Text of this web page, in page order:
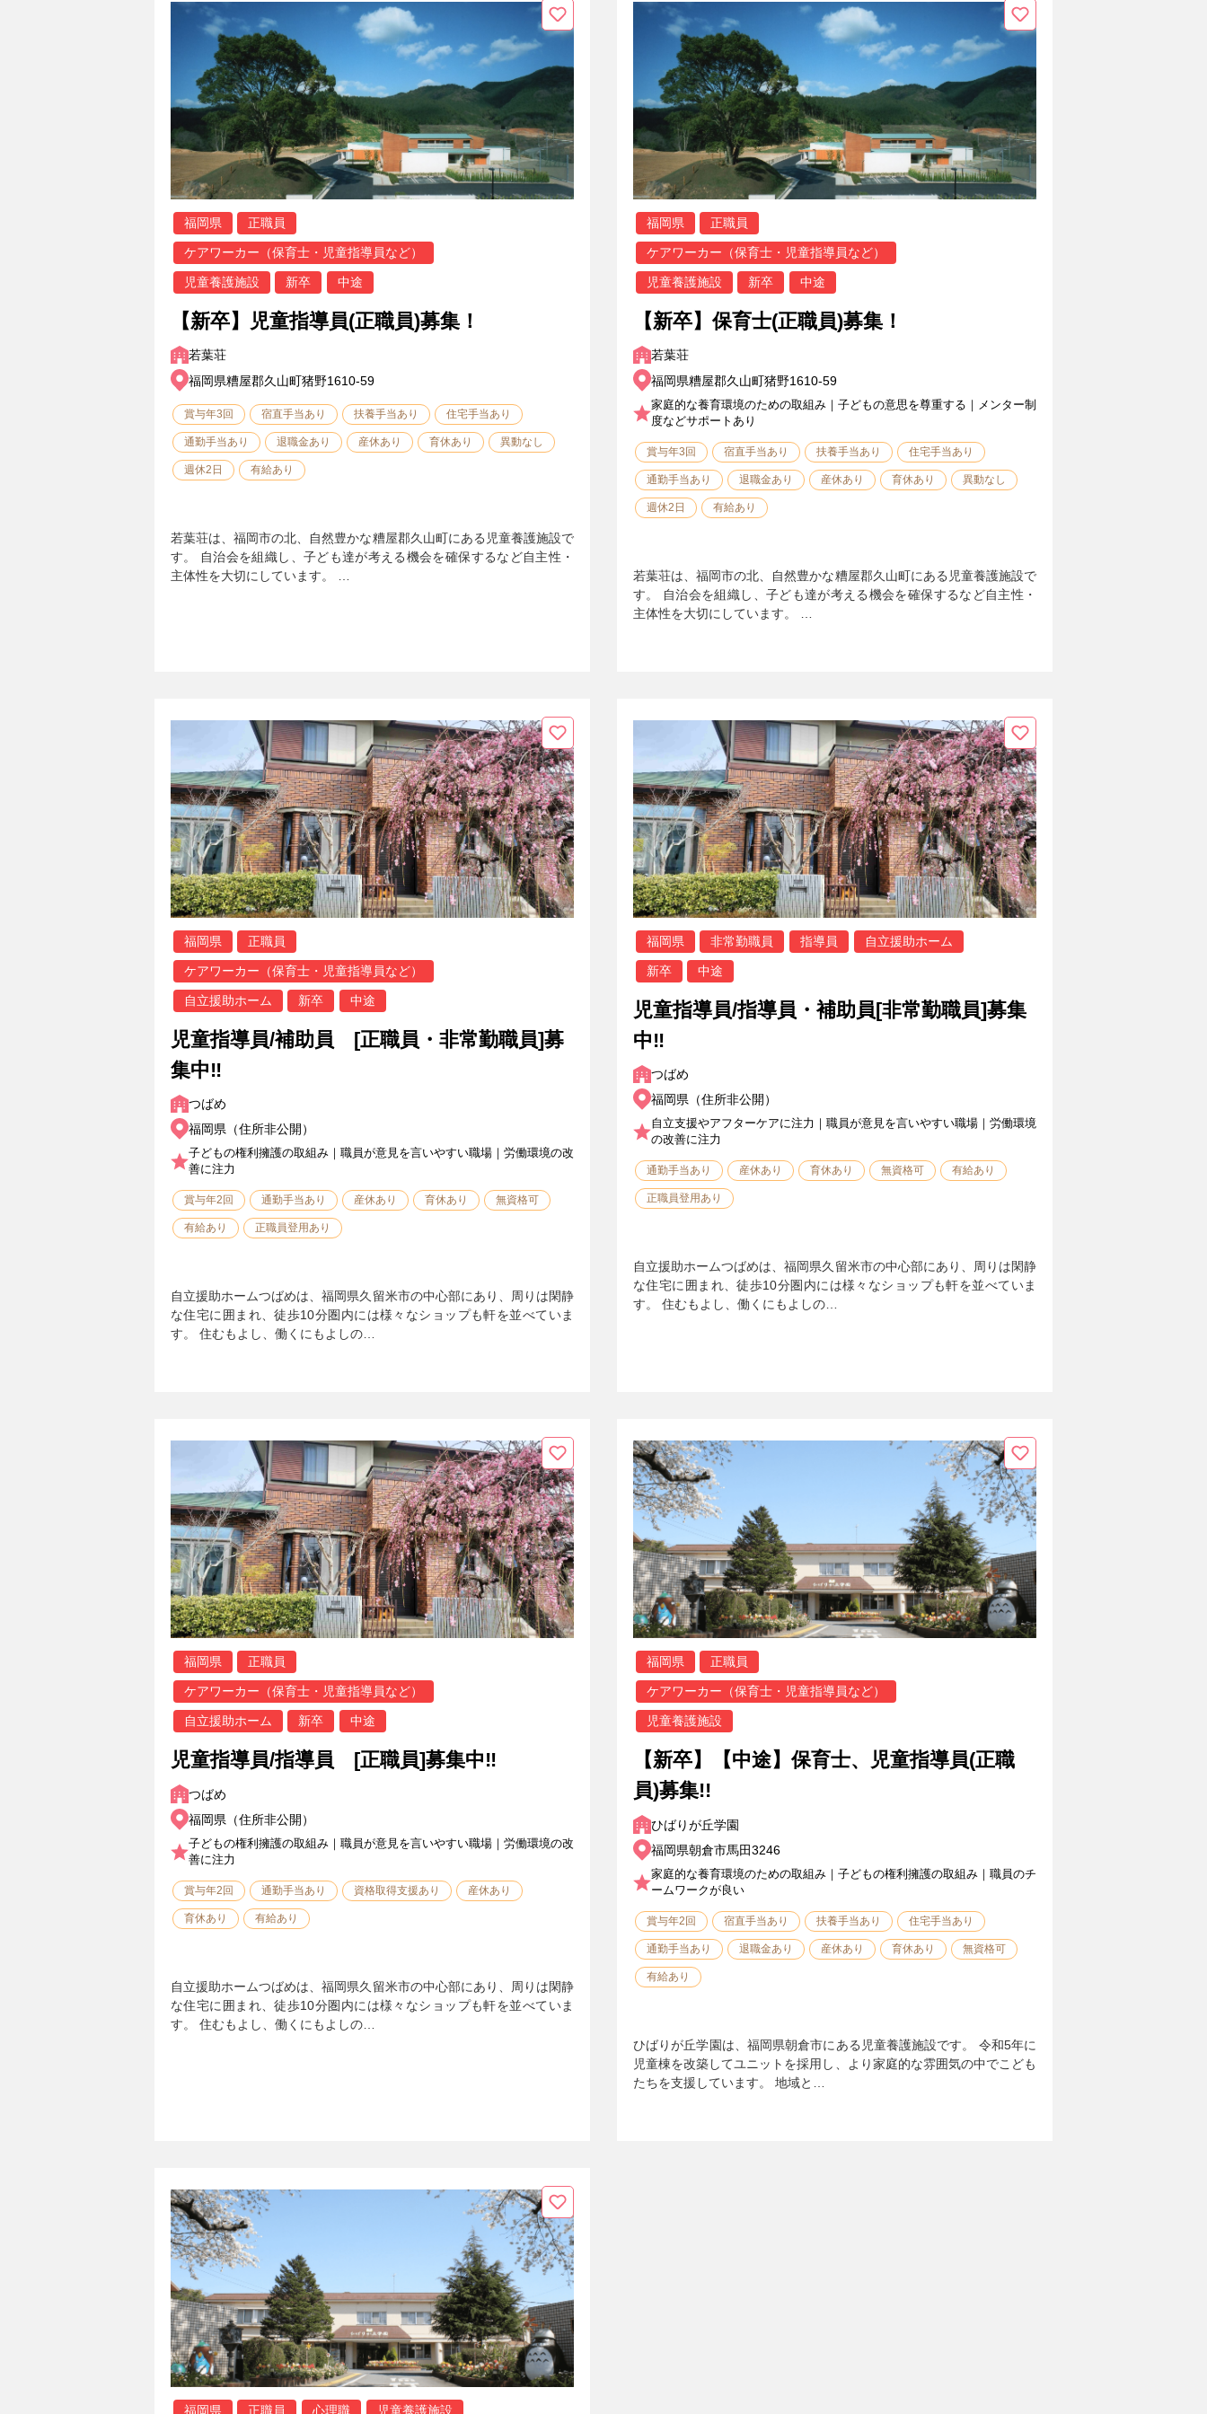
福岡県 正職員
ケアワーカー（保育士・児童指導員など）
児童養護施設 新卒 中途
【新卒】児童指導員(正職員)募集！
若葉荘
福岡県糟屋郡久山町猪野1610-59
賞与年3回 宿直手当あり 扶養手当あり 住宅手当あり
通勤手当あり 退職金あり 産休あり 育休あり 異動なし
週休2日 有給あり
若葉荘は、福岡市の北、自然豊かな糟屋郡久山町にある児童養護施設で
す。 自治会を組織し、子ども達が考える機会を確保するなど自主性・
主体性を大切にしています。 …
福岡県 正職員
ケアワーカー（保育士・児童指導員など）
児童養護施設 新卒 中途
【新卒】保育士(正職員)募集！
若葉荘
福岡県糟屋郡久山町猪野1610-59
家庭的な養育環境のための取組み｜子どもの意思を尊重する｜メンター制
度などサポートあり
賞与年3回 宿直手当あり 扶養手当あり 住宅手当あり
通勤手当あり 退職金あり 産休あり 育休あり 異動なし
週休2日 有給あり
若葉荘は、福岡市の北、自然豊かな糟屋郡久山町にある児童養護施設で
す。 自治会を組織し、子ども達が考える機会を確保するなど自主性・
主体性を大切にしています。 …
福岡県 正職員
ケアワーカー（保育士・児童指導員など）
自立援助ホーム 新卒 中途
児童指導員/補助員 [正職員・非常勤職員]募
集中‼
つばめ
福岡県（住所非公開）
子どもの権利擁護の取組み｜職員が意見を言いやすい職場｜労働環境の改
善に注力
賞与年2回 通勤手当あり 産休あり 育休あり 無資格可
有給あり 正職員登用あり
自立援助ホームつばめは、福岡県久留米市の中心部にあり、周りは閑静
な住宅に囲まれ、徒歩10分圏内には様々なショップも軒を並べていま
す。 住むもよし、働くにもよしの…
福岡県 非常勤職員 指導員 自立援助ホーム
新卒 中途
児童指導員/指導員・補助員[非常勤職員]募集
中‼
つばめ
福岡県（住所非公開）
自立支援やアフターケアに注力｜職員が意見を言いやすい職場｜労働環境
の改善に注力
通勤手当あり 産休あり 育休あり 無資格可 有給あり
正職員登用あり
自立援助ホームつばめは、福岡県久留米市の中心部にあり、周りは閑静
な住宅に囲まれ、徒歩10分圏内には様々なショップも軒を並べていま
す。 住むもよし、働くにもよしの…
福岡県 正職員
ケアワーカー（保育士・児童指導員など）
自立援助ホーム 新卒 中途
児童指導員/指導員 [正職員]募集中‼
つばめ
福岡県（住所非公開）
子どもの権利擁護の取組み｜職員が意見を言いやすい職場｜労働環境の改
善に注力
賞与年2回 通勤手当あり 資格取得支援あり 産休あり
育休あり 有給あり
自立援助ホームつばめは、福岡県久留米市の中心部にあり、周りは閑静
な住宅に囲まれ、徒歩10分圏内には様々なショップも軒を並べていま
す。 住むもよし、働くにもよしの…
福岡県 正職員
ケアワーカー（保育士・児童指導員など）
児童養護施設
【新卒】【中途】保育士、児童指導員(正職
員)募集!!
ひばりが丘学園
福岡県朝倉市馬田3246
家庭的な養育環境のための取組み｜子どもの権利擁護の取組み｜職員のチ
ームワークが良い
賞与年2回 宿直手当あり 扶養手当あり 住宅手当あり
通勤手当あり 退職金あり 産休あり 育休あり 無資格可
有給あり
ひばりが丘学園は、福岡県朝倉市にある児童養護施設です。 令和5年に
児童棟を改築してユニットを採用し、より家庭的な雰囲気の中でこども
たちを支援しています。 地域と…
福岡県 正職員 心理職 児童養護施設